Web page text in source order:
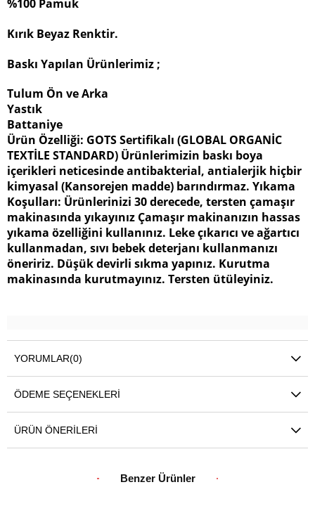
%100 Pamuk
Kırık Beyaz Renktir.
Baskı Yapılan Ürünlerimiz ;
Tulum Ön ve Arka
Yastık
Battaniye
Ürün Özelliği: GOTS Sertifikalı (GLOBAL ORGANİC
TEXTİLE STANDARD) Ürünlerimizin baskı boya
içerikleri neticesinde antibakterial, antialerjik hiçbir
kimyasal (Kansorejen madde) barındırmaz. Yıkama
Koşulları: Ürünlerinizi 30 derecede, tersten çamaşır
makinasında yıkayınız Çamaşır makinanızın hassas
yıkama özelliğini kullanınız. Leke çıkarıcı ve ağartıcı
kullanmadan, sıvı bebek deterjanı kullanmanızı
öneririz. Düşük devirli sıkma yapınız. Kurutma
makinasında kurutmayınız. Tersten ütüleyiniz.
YORUMLAR(0)
ÖDEME SEÇENEKLERI
ÜRÜN ÖNERILERI
Benzer Ürünler